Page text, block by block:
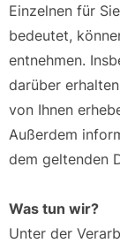
Einzelnen für
bedeutet,
entnehmen.
darüber
von Ihnen
Außerdem
dem geltenden
Was tun wir?
Unter der